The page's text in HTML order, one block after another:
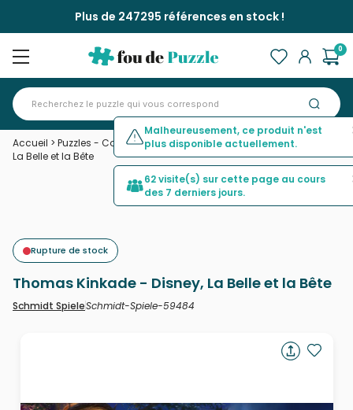
Plus de 247295 références en stock !
0
Accueil > Puzzles - Contes et Légendes>Thomas Kinkade - Disney,
La Belle et la Bête
Rupture de stock
Thomas Kinkade - Disney, La Belle et la Bête
Schmidt SpieleSchmidt-Spiele-59484
Malheureusement, ce produit n'est
plus disponible actuellement.
62 visite(s) sur cette page au cours
des 7 derniers jours.